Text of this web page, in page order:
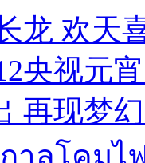
龙 欢天
央视元
再现梦